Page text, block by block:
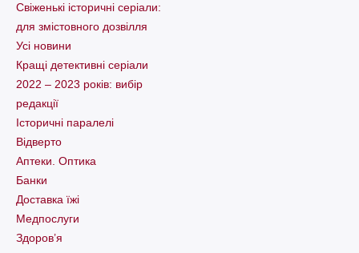
Свіженькі історичні серіали:
для змістовного дозвілля
Усі новини
Кращі детективні серіали
2022 – 2023 років: вибір
редакції
Історичні паралелі
Відверто
Аптеки. Оптика
Банки
Доставка їжі
Медпослуги
Здоров’я